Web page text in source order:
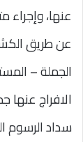
عنها، وإجراء
عن طريق
الجملة –
الافراج عنها
سداد الرسوم